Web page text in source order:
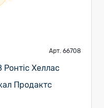
Арт. 66708
Хеллас
Продактс